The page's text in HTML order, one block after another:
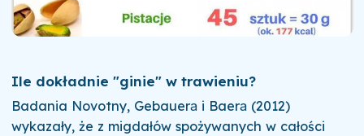
Ile dokładnie "ginie" w trawieniu?
Badania Novotny, Gebauerа i Baerа (2012)
wykazały, że z migdałów spożywanych w całości